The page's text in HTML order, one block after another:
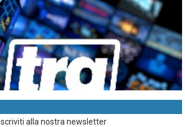
Iscriviti alla nostra newsletter